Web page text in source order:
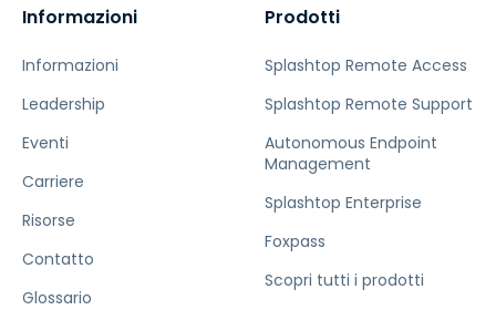
Informazioni
Informazioni
Leadership
Eventi
Carriere
Risorse
Contatto
Glossario
Prodotti
Splashtop Remote Access
Splashtop Remote Support
Autonomous Endpoint
Management
Splashtop Enterprise
Foxpass
Scopri tutti i prodotti